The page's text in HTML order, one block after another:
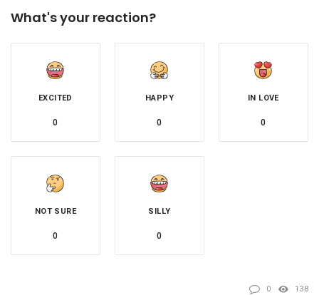
What's your reaction?
EXCITED
0
HAPPY
0
IN LOVE
0
NOT SURE
0
SILLY
0
0 138